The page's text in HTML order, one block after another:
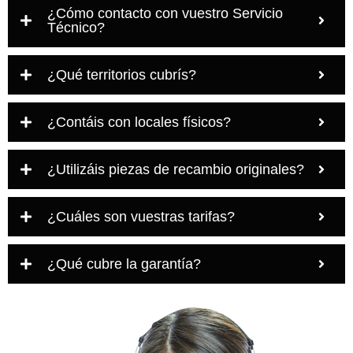
¿Cómo contacto con vuestro Servicio
Técnico?
¿Qué territorios cubrís?
¿Contáis con locales físicos?
¿Utilizáis piezas de recambio originales?
¿Cuáles son vuestras tarifas?
¿Qué cubre la garantía?